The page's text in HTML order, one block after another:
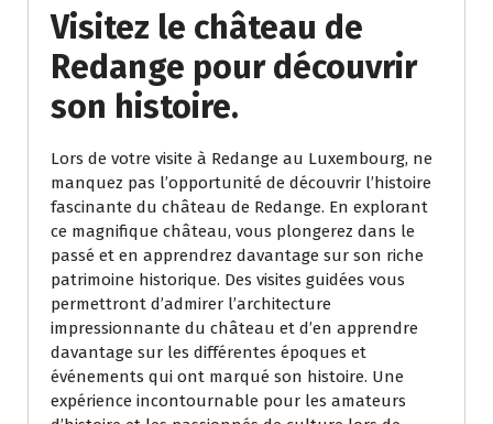
Visitez le château de
Redange pour découvrir
son histoire.
Lors de votre visite à Redange au Luxembourg, ne
manquez pas l’opportunité de découvrir l’histoire
fascinante du château de Redange. En explorant
ce magnifique château, vous plongerez dans le
passé et en apprendrez davantage sur son riche
patrimoine historique. Des visites guidées vous
permettront d’admirer l’architecture
impressionnante du château et d’en apprendre
davantage sur les différentes époques et
événements qui ont marqué son histoire. Une
expérience incontournable pour les amateurs